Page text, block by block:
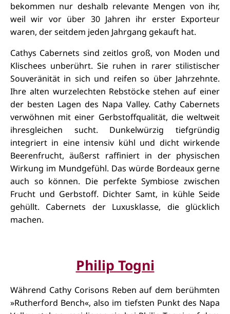
bekommen nur deshalb relevante Mengen von ihr,
weil wir vor über 30 Jahren ihr erster Exporteur
waren, der seitdem jeden Jahrgang gekauft hat.
Cathys Cabernets sind zeitlos groß, von Moden und
Klischees unberührt. Sie ruhen in rarer stilistischer
Souveränität in sich und reifen so über Jahrzehnte.
Ihre alten wurzelechten Rebstöcke stehen auf einer
der besten Lagen des Napa Valley. Cathy Cabernets
verwöhnen mit einer Gerbstoffqualität, die weltweit
ihresgleichen sucht. Dunkelwürzig tiefgründig
integriert in eine intensiv kühl und dicht wirkende
Beerenfrucht, äußerst raffiniert in der physischen
Wirkung im Mundgefühl. Das würde Bordeaux gerne
auch so können. Die perfekte Symbiose zwischen
Frucht und Gerbstoff. Dichter Samt, in kühle Seide
gehüllt. Cabernets der Luxusklasse, die glücklich
machen.
Philip Togni
Während Cathy Corisons Reben auf dem berühmten
»Rutherford Bench«, also im tiefsten Punkt des Napa